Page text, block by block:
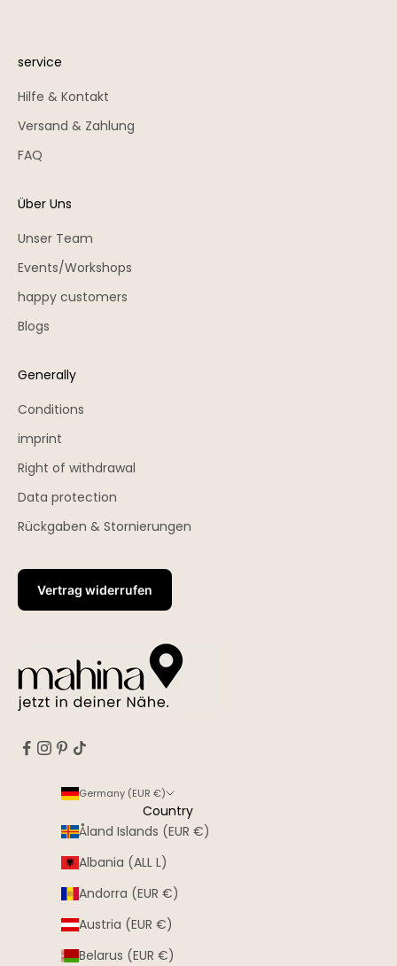
service
Hilfe & Kontakt
Versand & Zahlung
FAQ
Über Uns
Unser Team
Events/Workshops
happy customers
Blogs
Generally
Conditions
imprint
Right of withdrawal
Data protection
Rückgaben & Stornierungen
Vertrag widerrufen
Germany (EUR €)
Country
Åland Islands (EUR €)
Albania (ALL L)
Andorra (EUR €)
Austria (EUR €)
Belarus (EUR €)